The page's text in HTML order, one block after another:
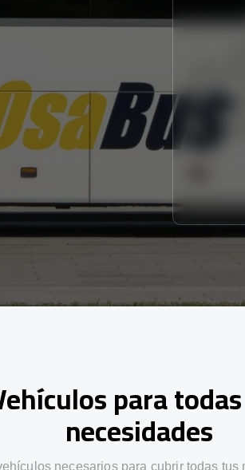
para
necesidades
necesarios para cubrir todas tus